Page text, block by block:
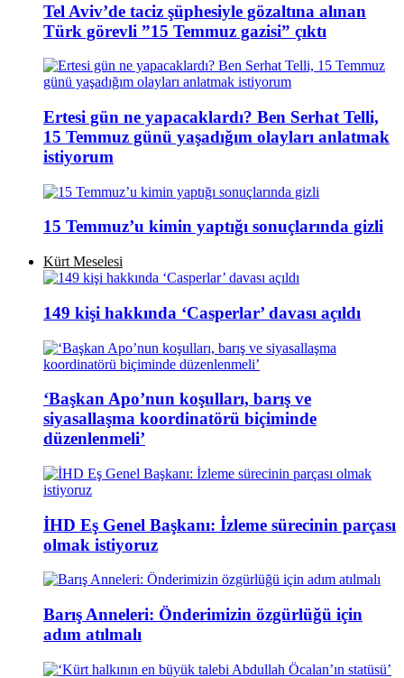
Tel Aviv’de taciz şüphesiyle gözaltına alınan
Türk görevli ”15 Temmuz gazisi” çıktı
Ertesi gün ne yapacaklardı? Ben Serhat Telli,
15 Temmuz günü yaşadığım olayları anlatmak
istiyorum
15 Temmuz’u kimin yaptığı sonuçlarında gizli
Kürt Meselesi
149 kişi hakkında ‘Casperlar’ davası açıldı
‘Başkan Apo’nun koşulları, barış ve
siyasallaşma koordinatörü biçiminde
düzenlenmeli’
İHD Eş Genel Başkanı: İzleme sürecinin parçası
olmak istiyoruz
Barış Anneleri: Önderimizin özgürlüğü için
adım atılmalı